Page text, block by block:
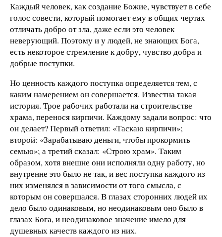
Каждый человек, как создание Божие, чувствует в себе
голос совести, который помогает ему в общих чертах
отличать добро от зла, даже если это человек
неверующий. Поэтому и у людей, не знающих Бога,
есть некоторое стремление к добру, чувство добра и
добрые поступки.
Но ценность каждого поступка определяется тем, с
каким намерением он совершается. Известна такая
история. Трое рабочих работали на строительстве
храма, перенося кирпичи. Каждому задали вопрос: что
он делает? Первый ответил: «Таскаю кирпичи»;
второй: «Зарабатываю деньги, чтобы прокормить
семью»; а третий сказал: «Строю храм». Таким
образом, хотя внешне они исполняли одну работу, но
внутренне это было не так, и вес поступка каждого из
них изменялся в зависимости от того смысла, с
которым он совершался. В глазах сторонних людей их
дело было одинаковым, но неодинаковым оно было в
глазах Бога, и неодинаковое значение имело для
душевных качеств каждого из них.